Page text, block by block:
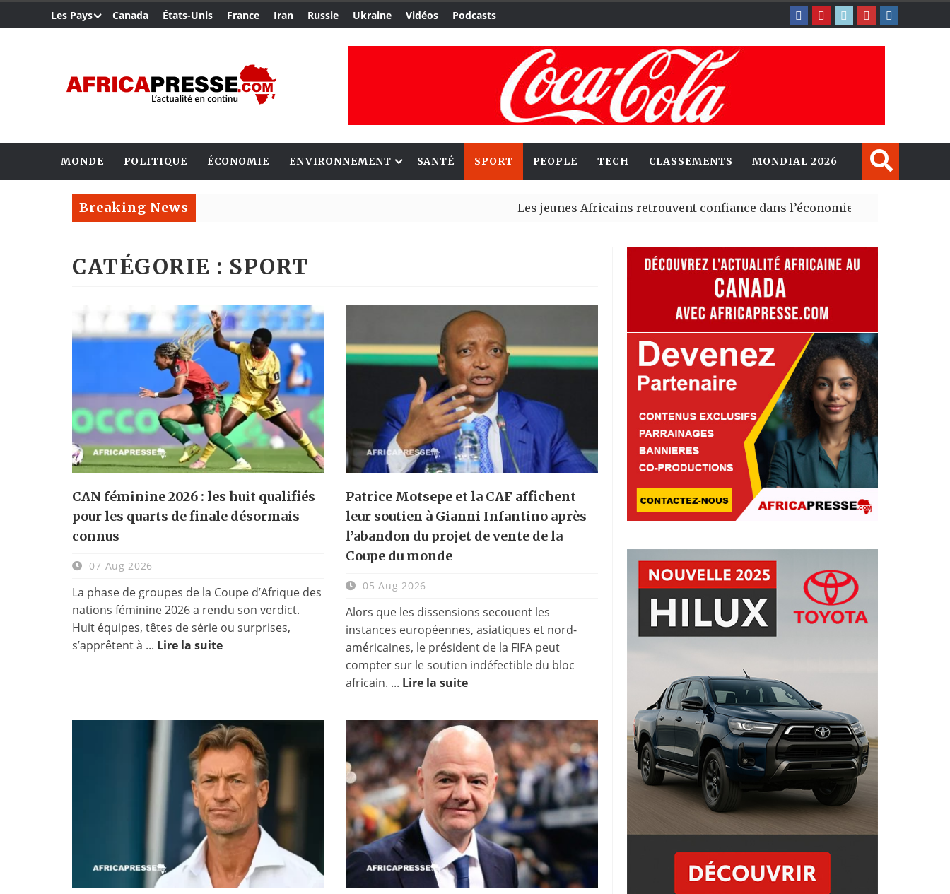
Les Pays Canada États-Unis France Iran Russie Ukraine Vidéos Podcasts
MONDE POLITIQUE ÉCONOMIE ENVIRONNEMENT SANTÉ SPORT PEOPLE TECH CLASSEMENTS MONDIAL 2026
Breaking News Les jeunes Africains retrouvent confiance dans l’économie, mais trois grands
CATÉGORIE : SPORT
CAN féminine 2026 : les huit qualifiés
pour les quarts de finale désormais
connus
07 Aug 2026
La phase de groupes de la Coupe d’Afrique des
nations féminine 2026 a rendu son verdict.
Huit équipes, têtes de série ou surprises,
s’apprêtent à ... Lire la suite
Patrice Motsepe et la CAF affichent
leur soutien à Gianni Infantino après
l’abandon du projet de vente de la
Coupe du monde
05 Aug 2026
Alors que les dissensions secouent les
instances européennes, asiatiques et nord-
américaines, le président de la FIFA peut
compter sur le soutien indéfectible du bloc
africain. ... Lire la suite